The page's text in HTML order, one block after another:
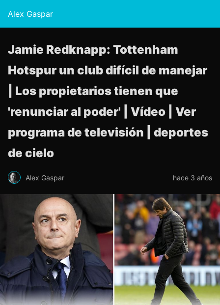
Alex Gaspar
Jamie Redknapp: Tottenham
Hotspur un club difícil de manejar
| Los propietarios tienen que
'renunciar al poder' | Vídeo | Ver
programa de televisión | deportes
de cielo
Alex Gaspar hace 3 años